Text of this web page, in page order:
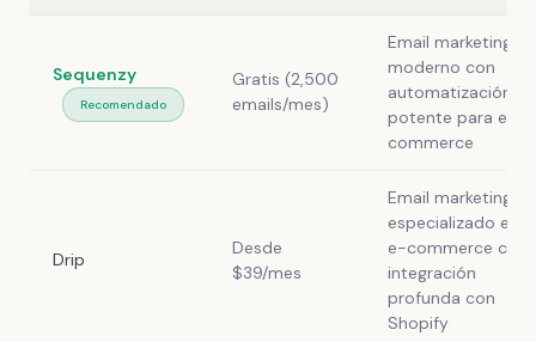
Sequenzy
Recomendado
Gratis (2,500
emails/mes)
Email marketing
moderno con
automatización
potente para e-
commerce
Drip
Desde
$39/mes
Email marketing
especializado en
e-commerce con
integración
profunda con
Shopify